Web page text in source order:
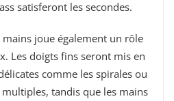
satisferont les secondes.
joue également un rôle
Les doigts fins seront mis en
comme les spirales ou
tandis que les mains